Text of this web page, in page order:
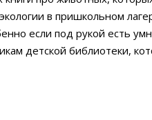
в пришкольном
если под рукой есть
детской библиотеки,